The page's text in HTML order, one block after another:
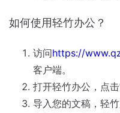
如何使用轻竹办公？
访问https://
客户端。
打开轻竹办公，点击
导入您的文稿，轻